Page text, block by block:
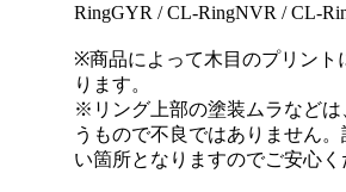
RingGYR / CL-RingNVR / CL-
※商品によって木目のプリント
ります。
※リング上部の塗装ムラなどは
うもので不良ではありません
い箇所となりますのでご安心く